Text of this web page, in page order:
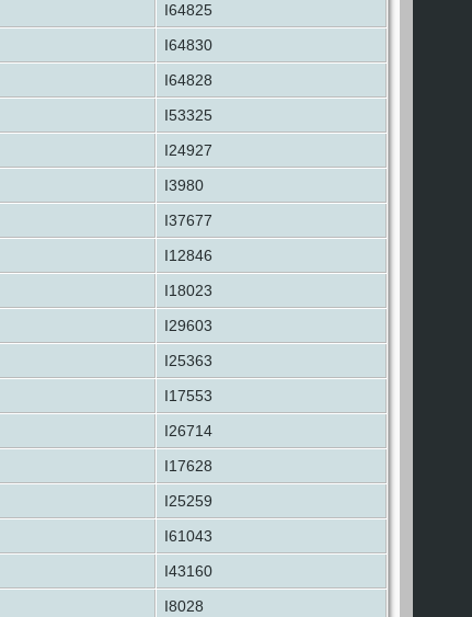
I64825
I64830
I64828
I53325
I24927
I3980
I37677
I12846
I18023
I29603
I25363
I17553
I26714
I17628
I25259
I61043
I43160
I8028